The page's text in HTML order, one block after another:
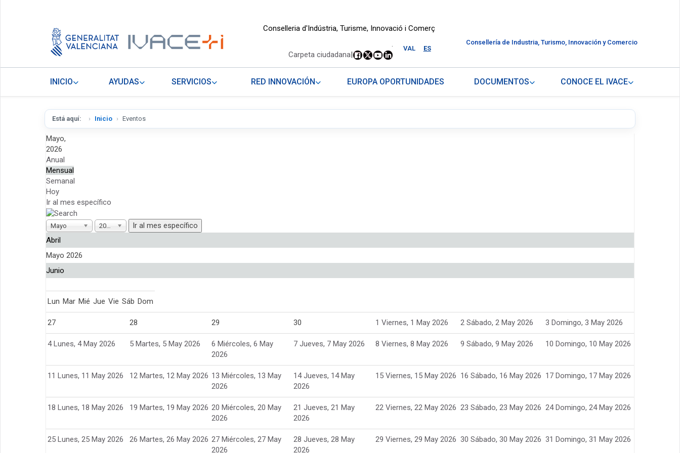
Conselleria d'Indústria, Turisme, Innovació i Comerç
VAL ES
.
Carpeta ciudadana|
Consellería de Industria, Turismo, Innovación y Comercio
INICIO AYUDAS SERVICIOS RED INNOVACIÓN EUROPA OPORTUNIDADES DOCUMENTOS CONOCE EL IVACE
Está aquí: Inicio Eventos
Mayo,
2026
Anual
Mensual
Semanal
Hoy
Ir al mes específico
Mayo 2026
Ir al mes específico
Abril
Mayo 2026
Junio
Lun Mar Mié Jue Vie Sáb Dom
27 28 29 30 1 Viernes, 1 May 2026 2 Sábado, 2 May 2026 3 Domingo, 3 May 2026
4 Lunes, 4 May 2026 5 Martes, 5 May 2026 6 Miércoles, 6 May
2026
7 Jueves, 7 May 2026 8 Viernes, 8 May 2026 9 Sábado, 9 May 2026 10 Domingo, 10 May 2026
11 Lunes, 11 May 2026 12 Martes, 12 May 2026 13 Miércoles, 13 May
2026
14 Jueves, 14 May
2026
15 Viernes, 15 May 2026 16 Sábado, 16 May 2026 17 Domingo, 17 May 2026
18 Lunes, 18 May 2026 19 Martes, 19 May 2026 20 Miércoles, 20 May
2026
21 Jueves, 21 May
2026
22 Viernes, 22 May 2026 23 Sábado, 23 May 2026 24 Domingo, 24 May 2026
25 Lunes, 25 May 2026 26 Martes, 26 May 2026 27 Miércoles, 27 May
2026
28 Jueves, 28 May
2026
29 Viernes, 29 May 2026 30 Sábado, 30 May 2026 31 Domingo, 31 May 2026